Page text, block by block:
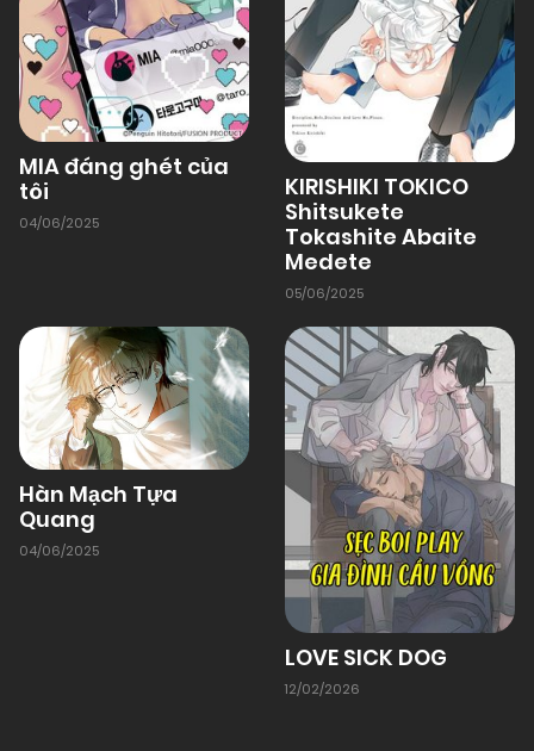
MIA đáng ghét của
tôi
04/06/2025
KIRISHIKI TOKICO
Shitsukete
Tokashite Abaite
Medete
05/06/2025
Hàn Mạch Tựa
Quang
04/06/2025
LOVE SICK DOG
12/02/2026